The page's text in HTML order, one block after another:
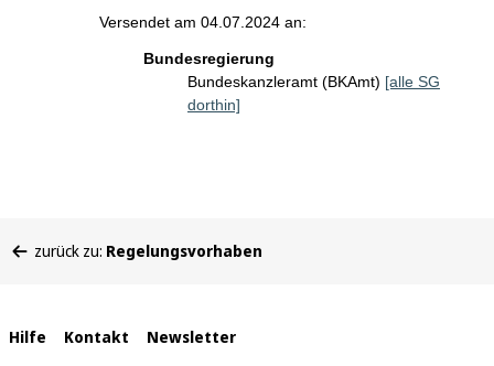
Versendet am 04.07.2024 an:
Bundesregierung
Bundeskanzleramt (BKAmt) [alle SG
dorthin]
befinden
zurück zu: Regelungsvorhaben
Interne
Hilfe Kontakt Newsletter